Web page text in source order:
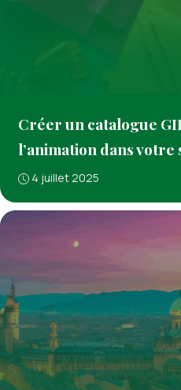
Créer un catalogue
l’animation dans
4 juillet 2025